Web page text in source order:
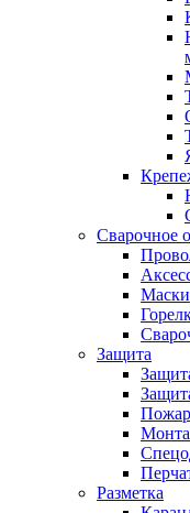
Сварочное
Маски
Защита
Разметка